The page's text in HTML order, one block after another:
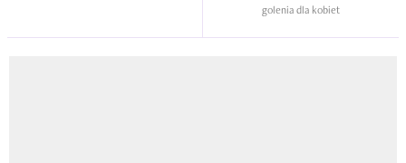
golenia dla kobiet